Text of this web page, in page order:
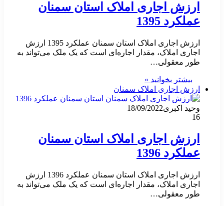
ارزش اجاری املاک استان سمنان
عملکرد 1395
ارزش اجاری املاک استان سمنان عملکرد 1395 ارزش
اجاری املاک، مقدار اجاره‌ای است که یک ملک می‌تواند به
طور معقولی…
بیشتر بخوانید »
ارزش اجاری املاک سمنان
وحید اکبری18/09/2022
16
ارزش اجاری املاک استان سمنان
عملکرد 1396
ارزش اجاری املاک استان سمنان عملکرد 1396 ارزش
اجاری املاک، مقدار اجاره‌ای است که یک ملک می‌تواند به
طور معقولی…